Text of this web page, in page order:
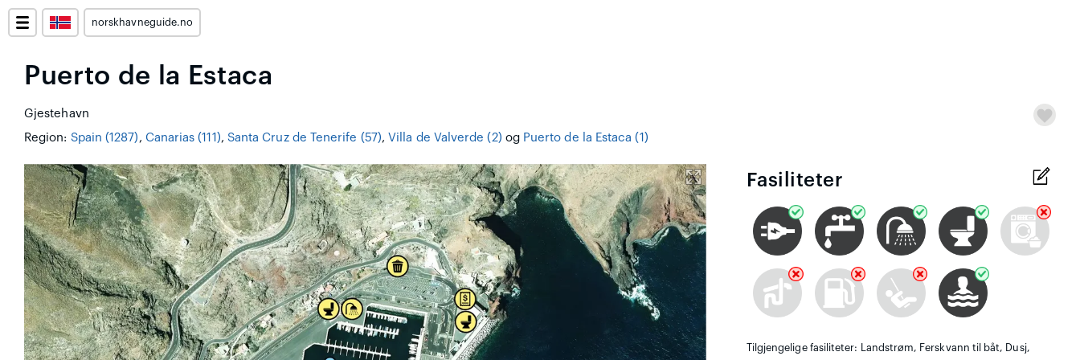
norskhavneguide.no
Puerto de la Estaca
Gjestehavn
Region: Spain (1287) , Canarias (111), Santa Cruz de Tenerife (57), Villa de Valverde (2) og Puerto de la Estaca (1)
Fasiliteter
Tilgjengelige fasiliteter: Landstrøm, Ferskvann til båt, Dusj,